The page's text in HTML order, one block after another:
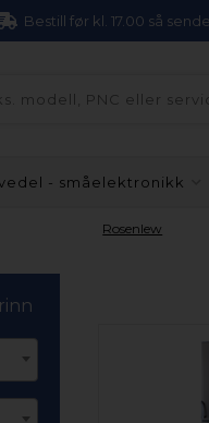
Bestill før kl. 17.00 så
- småelektronikk
Rosenlew